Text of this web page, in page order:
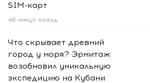
SIM-карт
46 минут назад
Что скрывает древний
город у моря? Эрмитаж
возобновил уникальную
экспедицию на Кубани